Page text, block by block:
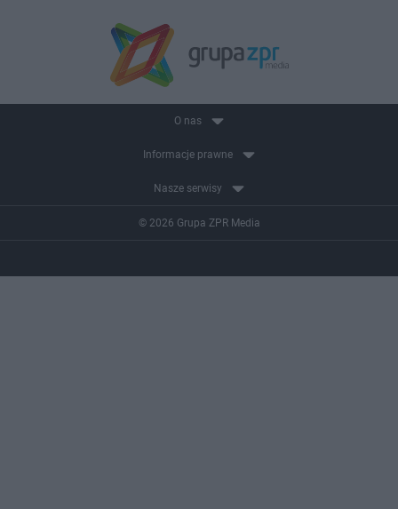
O nas
Informacje prawne
Nasze serwisy
© 2026 Grupa ZPR Media